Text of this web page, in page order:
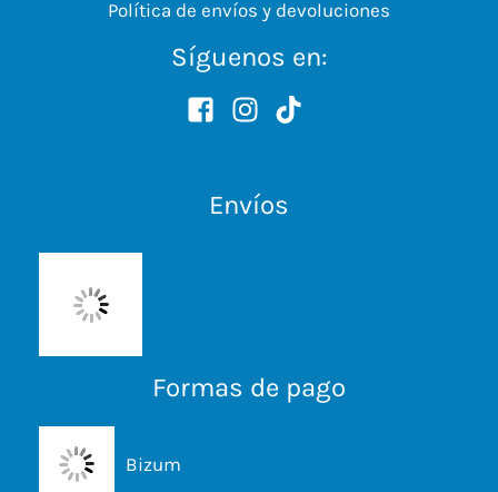
Política de envíos y devoluciones
Síguenos en:
Envíos
Formas de pago
Bizum